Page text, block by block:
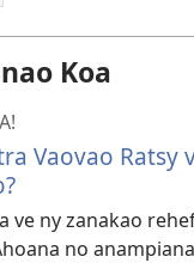
Koa
Vaovao Ratsy
ve ny zanakao
no